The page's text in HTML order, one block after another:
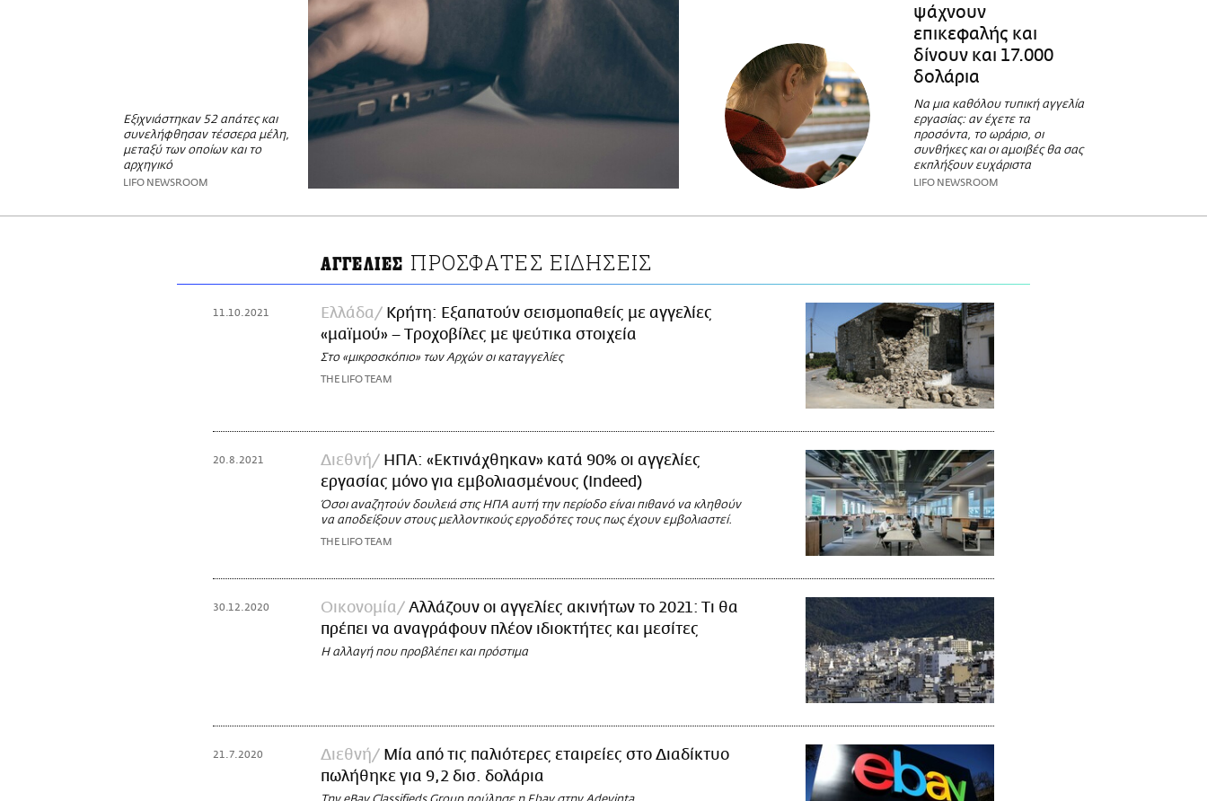
Εξιχνιάστηκαν 52 απάτες και
συνελήφθησαν τέσσερα μέλη,
μεταξύ των οποίων και το
αρχηγικό
LIFO NEWSROOM
ψάχνουν
επικεφαλής και
δίνουν και 17.000
δολάρια
Να μια καθόλου τυπική αγγελία
εργασίας: αν έχετε τα
προσόντα, το ωράριο, οι
συνθήκες και οι αμοιβές θα σας
εκπλήξουν ευχάριστα
LIFO NEWSROOM
ΑΓΓΕΛΙΕΣ ΠΡΟΣΦΑΤΕΣ ΕΙΔΗΣΕΙΣ
11.10.2021 Ελλάδα
Κρήτη: Εξαπατούν σεισμοπαθείς με αγγελίες
«μαϊμού» – Tροχοβίλες με ψεύτικα στοιχεία
Στο «μικροσκόπιο» των Αρχών οι καταγγελίες
THE LIFO TEAM
20.8.2021 Διεθνή
ΗΠΑ: «Εκτινάχθηκαν» κατά 90% οι αγγελίες
εργασίας μόνο για εμβολιασμένους (Indeed)
Όσοι αναζητούν δουλειά στις ΗΠΑ αυτή την περίοδο είναι πιθανό να κληθούν
να αποδείξουν στους μελλοντικούς εργοδότες τους πως έχουν εμβολιαστεί.
THE LIFO TEAM
30.12.2020 Οικονομία
Αλλάζουν οι αγγελίες ακινήτων το 2021: Τι θα
πρέπει να αναγράφουν πλέον ιδιοκτήτες και μεσίτες
Η αλλαγή που προβλέπει και πρόστιμα
21.7.2020 Διεθνή
Μία από τις παλιότερες εταιρείες στο Διαδίκτυο
πωλήθηκε για 9,2 δισ. δολάρια